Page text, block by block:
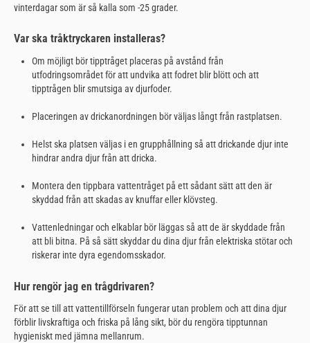
vinterdagar som är så kalla som -25 grader.
Var ska tråktryckaren installeras?
Om möjligt bör tipptråget placeras på avstånd från
utfodringsområdet för att undvika att fodret blir blött och att
tipptrågen blir smutsiga av djurfoder.
Placeringen av drickanordningen bör väljas långt från rastplatsen.
Helst ska platsen väljas i en grupphållning så att drickande djur inte
hindrar andra djur från att dricka.
Montera den tippbara vattentråget på ett sådant sätt att den är
skyddad från att skadas av knuffar eller klövsteg.
Vattenledningar och elkablar bör läggas så att de är skyddade från
att bli bitna. På så sätt skyddar du dina djur från elektriska stötar och
riskerar inte dyra egendomsskador.
Hur rengör jag en trågdrivaren?
För att se till att vattentillförseln fungerar utan problem och att dina djur
förblir livskraftiga och friska på lång sikt, bör du rengöra tipptunnan
hygieniskt med jämna mellanrum.